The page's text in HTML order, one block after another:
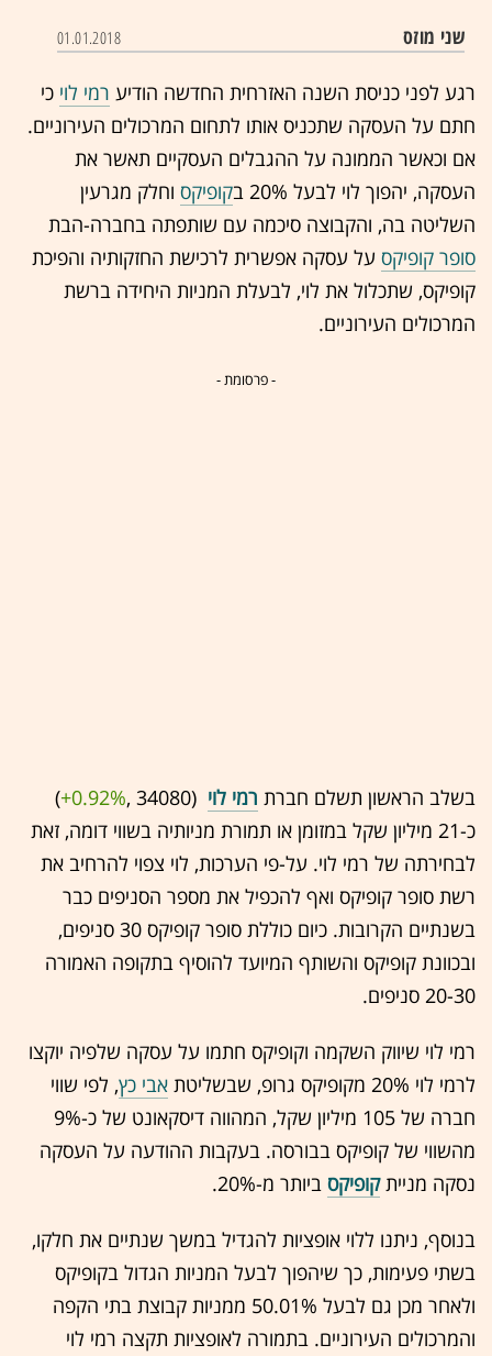
שני מוזס 01.01.2018
רגע לפני כניסת השנה האזרחית החדשה הודיע רמי לוי כי
חתם על העסקה שתכניס אותו לתחום המרכולים העירוניים.
אם וכאשר הממונה על ההגבלים העסקיים תאשר את
העסקה, יהפוך לוי לבעל 20% ב
קופיקס וחלק מגרעין
השליטה בה, והקבוצה סיכמה עם שותפתה בחברה-הבת
סופר קופיקס על עסקה אפשרית לרכישת החזקותיה והפיכת
קופיקס, שתכלול את לוי, לבעלת המניות היחידה ברשת
המרכולים העירוניים.
- פרסומת -
בשלב הראשון תשלם חברת רמי לוי (34080 ,‎
+0.92%
‏)
כ-21 מיליון שקל במזומן או תמורת מניותיה בשווי דומה, זאת
לבחירתה של רמי לוי. על-פי הערכות, לוי צפוי להרחיב את
רשת סופר קופיקס ואף להכפיל את מספר הסניפים כבר
בשנתיים הקרובות. כיום כוללת סופר קופיקס 30 סניפים,
ובכוונת קופיקס והשותף המיועד להוסיף בתקופה האמורה
20-30 סניפים.
רמי לוי שיווק השקמה וקופיקס חתמו על עסקה שלפיה יוקצו
לרמי לוי 20% מקופיקס גרופ, שבשליטת
אבי כץ, לפי שווי
חברה של 105 מיליון שקל, המהווה דיסקאונט של כ-9%
מהשווי של קופיקס בבורסה. בעקבות ההודעה על העסקה
נסקה מנייתקופיקס ביותר מ-20%.
בנוסף, ניתנו ללוי אופציות להגדיל במשך שנתיים את חלקו,
בשתי פעימות, כך שיהפוך לבעל המניות הגדול בקופיקס
ולאחר מכן גם לבעל 50.01% ממניות קבוצת בתי הקפה
והמרכולים העירוניים. בתמורה לאופציות תקצה רמי לוי